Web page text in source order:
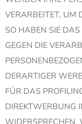
VERARBEITET, UM
SO HABEN SIE
GEGEN DIE
DERARTIGER
FÜR DAS
DIREKTWERBUNG